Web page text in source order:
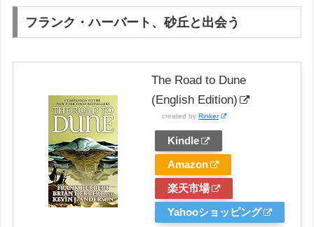
フランク・ハーバート、砂丘と出会う
The Road to Dune
(English Edition)
created by Rinker
Kindle
Amazon
楽天市場
Yahooショッピング